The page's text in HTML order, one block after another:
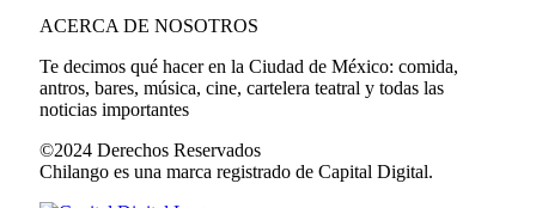
ACERCA DE NOSOTROS
Te decimos qué hacer en la Ciudad de México: comida,
antros, bares, música, cine, cartelera teatral y todas las
noticias importantes
©2024 Derechos Reservados
Chilango es una marca registrado de Capital Digital.